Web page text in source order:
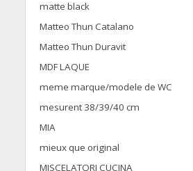
matte black
Matteo Thun Catalano
Matteo Thun Duravit
MDF LAQUE
meme marque/modele de WC
mesurent 38/39/40 cm
MIA
mieux que original
MISCELATORI CUCINA